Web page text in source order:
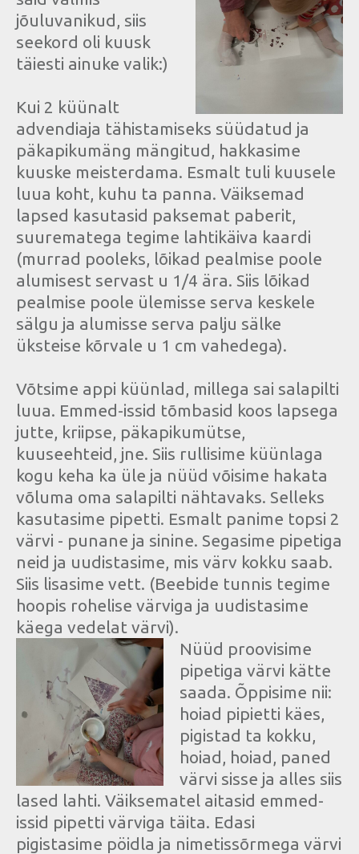
jõuluvanikud, siis
seekord oli kuusk
täiesti ainuke valik:)
Kui 2 küünalt
advendiaja tähistamiseks süüdatud ja
päkapikumäng mängitud, hakkasime
kuuske meisterdama. Esmalt tuli kuusele
luua koht, kuhu ta panna. Väiksemad
lapsed kasutasid paksemat paberit,
suurematega tegime lahtikäiva kaardi
(murrad pooleks, lõikad pealmise poole
alumisest servast u 1/4 ära. Siis lõikad
pealmise poole ülemisse serva keskele
sälgu ja alumisse serva palju sälke
üksteise kõrvale u 1 cm vahedega).
Võtsime appi küünlad, millega sai salapilti
luua. Emmed-issid tõmbasid koos lapsega
jutte, kriipse, päkapikumütse,
kuuseehteid, jne. Siis rullisime küünlaga
kogu keha ka üle ja nüüd võisime hakata
võluma oma salapilti nähtavaks. Selleks
kasutasime pipetti. Esmalt panime topsi 2
värvi - punane ja sinine. Segasime pipetiga
neid ja uudistasime, mis värv kokku saab.
Siis lisasime vett. (Beebide tunnis tegime
hoopis rohelise värviga ja uudistasime
käega vedelat värvi).
Nüüd proovisime
pipetiga värvi kätte
saada. Õppisime nii:
hoiad pipietti käes,
pigistad ta kokku,
hoiad, hoiad, paned
värvi sisse ja alles siis
lased lahti. Väiksematel aitasid emmed-
issid pipetti värviga täita. Edasi
pigistasime pöidla ja nimetissõrmega värvi